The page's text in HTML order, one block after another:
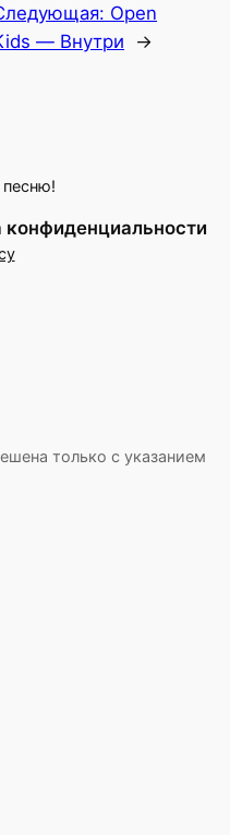
Open
— Внутри
→
конфиденциальности
только с указанием